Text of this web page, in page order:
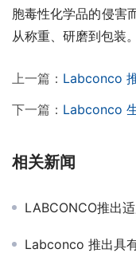
胞毒性化学品的侵害
从称重、研磨到包装。
上一篇： Labconco 推出
下一篇： Labconco
相关新闻
LABCONCO推出适
Labconco 推出具